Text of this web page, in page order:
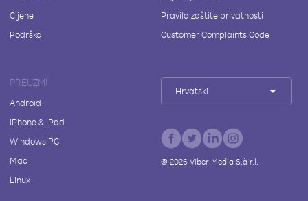
Cijene
Podrška
Pravila zaštite privatnosti
Customer Complaints Code
PREUZMI
Android
iPhone & iPad
Windows PC
Mac
Linux
Hrvatski
© 2026Viber Media S.à r.l.